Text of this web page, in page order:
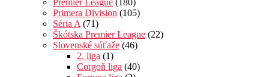
Premier League (180)
Primera Division (105)
Séria A (71)
Škótska Premier League (22)
Slovenské súťaže (46)
2. liga (1)
Corgoň liga (40)